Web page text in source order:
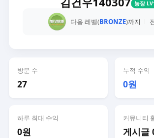
농장
다음 레벨(BRONZE)까지
방문 수
27
누적 수익
0원
하루 최대 수익
0원
커뮤니티
게시글